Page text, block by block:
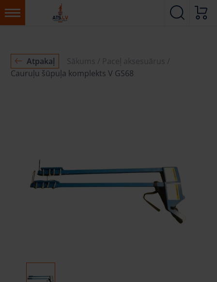
Atpakaļ Sākums
Paceļ aksesuārus
Cauruļu šūpuļa komplekts V GS68